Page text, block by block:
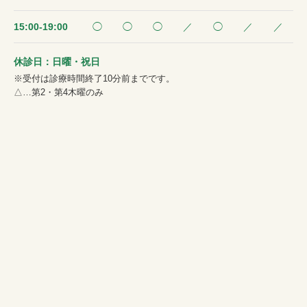
15:00-19:00 ◯ ◯ ◯ ／ ◯ ／ ／
休診日：日曜・祝日
※受付は診療時間終了10分前までです。
△…第2・第4木曜のみ